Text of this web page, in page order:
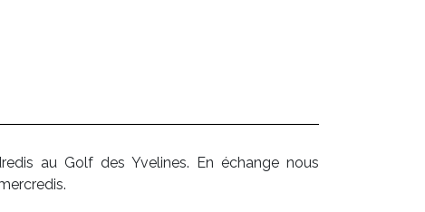
au Golf des Yvelines. En échange nous